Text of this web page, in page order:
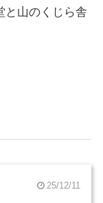
と山のくじら舎
25/12/11